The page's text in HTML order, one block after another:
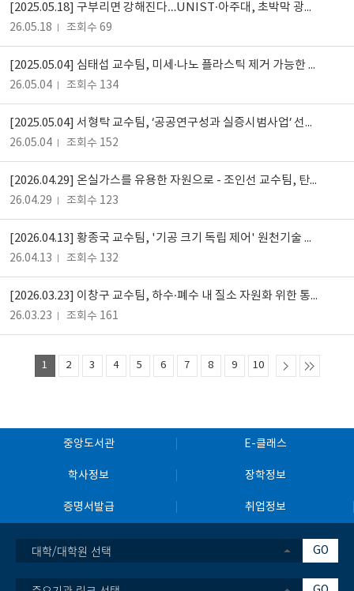
[2025.05.18] 구부리면 강해진다…UNIST·아주대, 초박막 광소자 개발
26.05.18 조회수 69
[2025.05.04] 심태섭 교수팀, 미세·나노 플라스틱 제거 가능한 흡착소재 개발
26.05.04 조회수 134
[2025.05.04] 서형탁 교수팀, ‘공공연구성과 실증시범사업’ 선정- 원천기술 상용화 나서
26.05.04 조회수 152
[2026.04.29] 온실가스를 유용한 자원으로 - 조인선 교수팀, 탄소 자원화 기술 개발
26.04.29 조회수 123
[2026.04.13] 황종국 교수팀, '기공 크기 독립 제어' 원천기술 개발
26.04.13 조회수 132
[2026.03.23] 이창구 교수팀, 하수·폐수 내 질소 자원화 위한 통합 공정 기술 제시
26.03.23 조회수 161
1 2 3 4 5 6 7 8 9 10
중앙도서관 E-클래스
학사정보 장학정보
증명서발급 취업정보
대학/대학원 선택 GO